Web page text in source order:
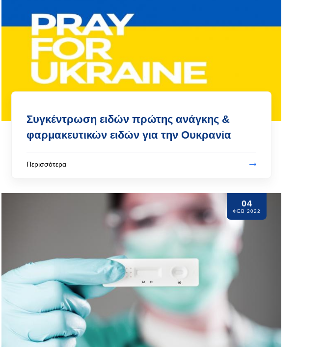
Συγκέντρωση ειδών πρώτης ανάγκης &
φαρμακευτικών ειδών για την Ουκρανία
Περισσότερα
04
ΦΕΒ 2022